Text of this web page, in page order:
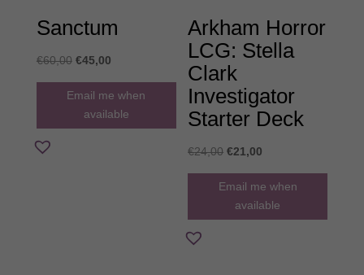
Sanctum
€60,00 Original
price
was:
€45,00Η
τρέχουσα
τιμή
Email me when
available
Arkham Horror
LCG: Stella
Clark
Investigator
Starter Deck
€24,00 Original
price
was:
€21,00
τρέχουσα
τιμή
Email me when
available